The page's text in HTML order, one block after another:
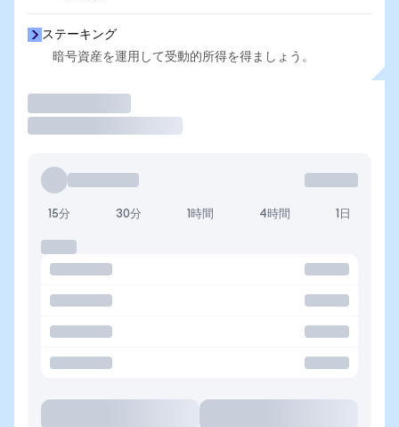
ステーキング
暗号資産を運用して受動的所得を得ましょう。
15分 30分 1時間 4時間 1日